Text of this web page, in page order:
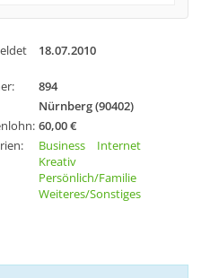
18.07.2010
894
Nürnberg (90402)
60,00 €
Business
Internet
Kreativ
Persönlich/Familie
Weiteres/Sonstiges